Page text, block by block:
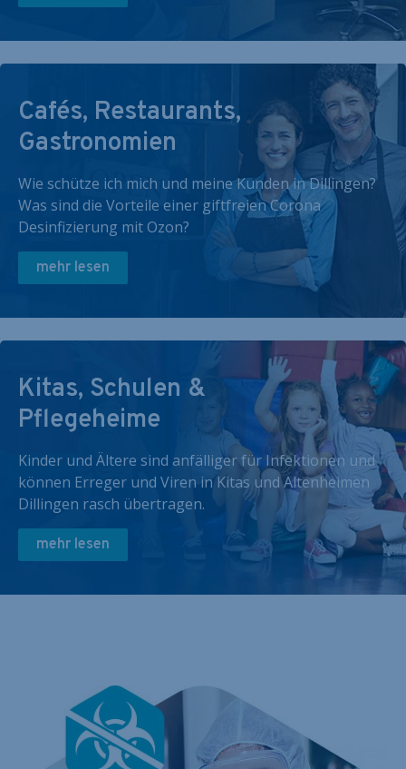
Cafés, Restaurants,
Gastronomien
Wie schütze ich mich und meine Kunden in Dillingen?
Was sind die Vorteile einer giftfreien Corona
Desinfizierung mit Ozon?
mehr lesen
Kitas, Schulen &
Pflegeheime
Kinder und Ältere sind anfälliger für Infektionen und
können Erreger und Viren in Kitas und Altenheimen
Dillingen rasch übertragen.
mehr lesen